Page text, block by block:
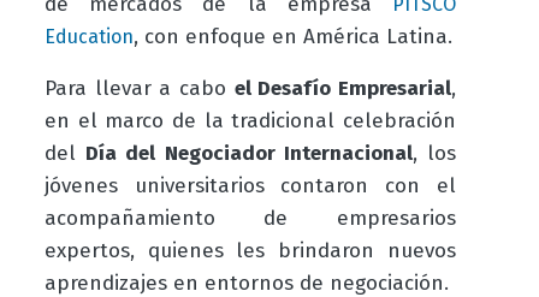
Education, con enfoque en América Latina.
Para llevar a cabo el Desafío Empresarial,
en el marco de la tradicional celebración
del Día del Negociador Internacional, los
jóvenes universitarios contaron con el
acompañamiento de empresarios
expertos, quienes les brindaron nuevos
aprendizajes en entornos de negociación.